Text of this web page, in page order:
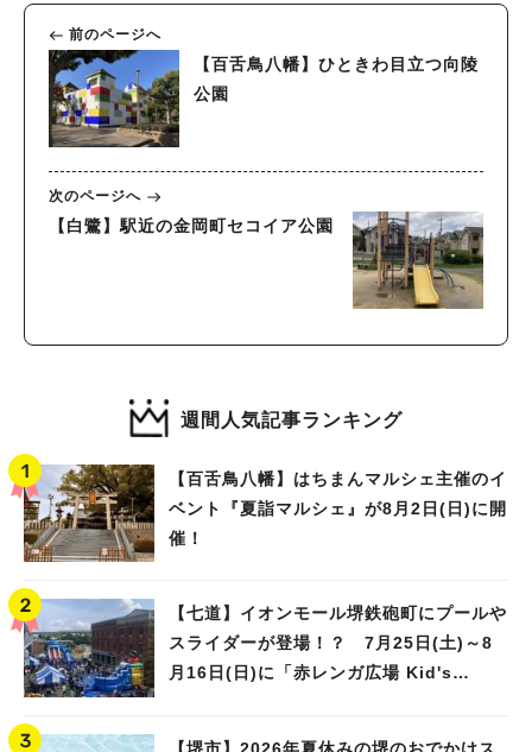
前のページへ
【百舌鳥八幡】ひときわ目立つ向陵
公園
次のページへ
【白鷺】駅近の金岡町セコイア公園
週間人気記事ランキング
【百舌鳥八幡】はちまんマルシェ主催のイ
ベント『夏詣マルシェ』が8月2日(日)に開
催！
【七道】イオンモール堺鉄砲町にプールや
スライダーが登場！？ 7月25日(土)～8
月16日(日)に「赤レンガ広場 Kid's
【堺市】2026年夏休みの堺のおでかけス